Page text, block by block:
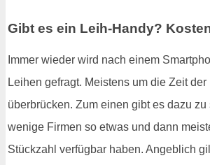
Gibt es ein Leih-Handy?
Immer wieder wird nach einem
Leihen gefragt. Meistens um die Zeit der
überbrücken. Zum einen gibt es dazu
wenige Firmen so etwas und dann
Stückzahl verfügbar haben. Angeblich